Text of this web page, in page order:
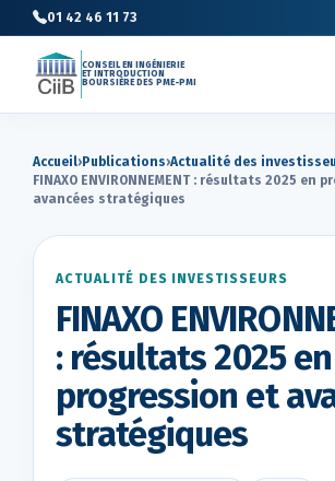
01 42 46 11 73
CONSEIL EN INGÉNIERIE
ET INTRODUCTION
BOURSIÈRE DES PME-PMI
Accueil› Publications›Actualité des
FINAXO ENVIRONNEMENT : résultats 2025 en
avancées stratégiques
ACTUALITÉ DES INVESTISSEURS
FINAXO
: résultats 2025 en
progression et
stratégiques